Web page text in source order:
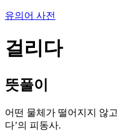
유의어 사전
걸리다
뜻풀이
어떤 물체가 떨어지지 않
다’의 피동사.